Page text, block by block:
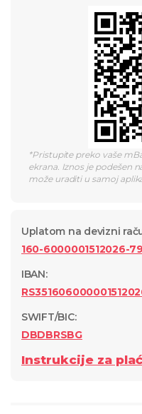
*Pristupite preko vaše
ekrana. Iznos je podešen
može uraditi u samoj
Uplatom na devizni
160-6000001512026-79
IBAN:
SWIFT/BIC:
DBDBRSBG
Instrukcije za